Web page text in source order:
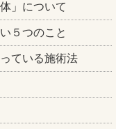
」について
５つのこと
ている施術法